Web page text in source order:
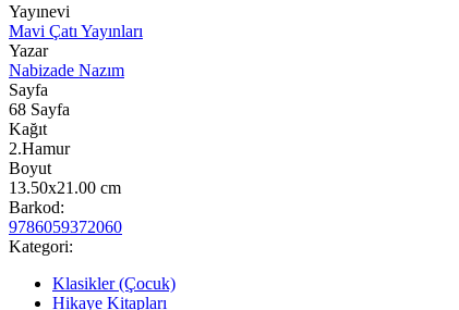
Yayınevi
Mavi Çatı Yayınları
Yazar
Nabizade Nazım
Sayfa
68 Sayfa
Kağıt
2.Hamur
Boyut
13.50x21.00 cm
Barkod:
9786059372060
Kategori:
Klasikler (Çocuk)
Hikaye Kitapları